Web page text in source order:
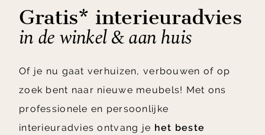
Gratis* interieuradvies
in de winkel & aan huis
Of je nu gaat verhuizen, verbouwen of op
zoek bent naar nieuwe meubels! Met ons
professionele en persoonlijke
interieuradvies ontvang je het beste